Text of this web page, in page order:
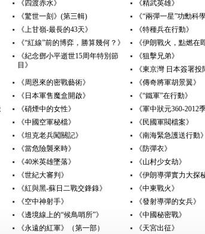
《四渡赤水》
《精武英雄》
《驚世一刻》(第三輯)
《“兩彈一星”功勳科
《上甘嶺-最長的43天》
《特種兵在行動》
《“紅線”前的博弈，勝算幾何？》
《伊朗戰火，點燃在
《紀念鄧小平逝世15周年特別節
目》
《狙擊兄弟》
《東京灣 日本簽署投
《周恩來的密戰藝術》
《傳奇將軍胡景翼》
《日本軍售魔盒開啟》
《“鐵軍”在行動》
《硝煙中的女性》
《軍中狀元360-2012季
《中國空軍秘檔》
《民國軍閥檔案》
《坦克老兵闖關記》
《南海緊急護送行動》
《當危險襲來時》
《防彈衣》
《40米英雄墜落》
《山村少女劫》
《世紀大審判》
《伊朗導彈實力大探
《紅與黑-蘇日二戰交鋒錄》
《中東戰火》
《空中神射手》
《發射導彈的女兵》
《邊境線上的“候鳥哨所”》
《中國秘密戰》
《永遠的紅軍》（第一部）
《天宮出征》